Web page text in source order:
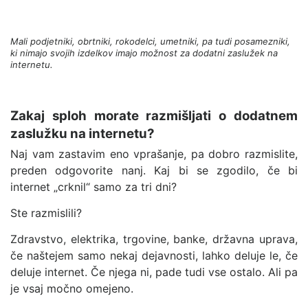
Mali podjetniki, obrtniki, rokodelci, umetniki, pa tudi posamezniki,
ki nimajo svojih izdelkov imajo možnost za dodatni zaslužek na
internetu.
Zakaj sploh morate razmišljati o dodatnem
zaslužku na internetu?
Naj vam zastavim eno vprašanje, pa dobro razmislite,
preden odgovorite nanj. Kaj bi se zgodilo, če bi
internet „crknil“ samo za tri dni?
Ste razmislili?
Zdravstvo, elektrika, trgovine, banke, državna uprava,
če naštejem samo nekaj dejavnosti, lahko deluje le, če
deluje internet. Če njega ni, pade tudi vse ostalo. Ali pa
je vsaj močno omejeno.